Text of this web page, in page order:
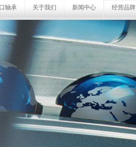
轴承 关于我们 新闻中心 经营品牌